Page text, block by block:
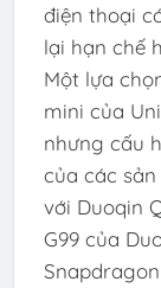
điện thoại
lại hạn chế
Một lựa
mini của
nhưng cấu
của các
với Duoqin
G99 của